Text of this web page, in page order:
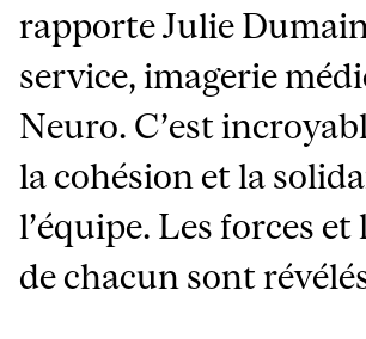
rapporte Julie
service, imagerie
Neuro. C’est
la cohésion et la
l’équipe. Les forces et
de chacun sont